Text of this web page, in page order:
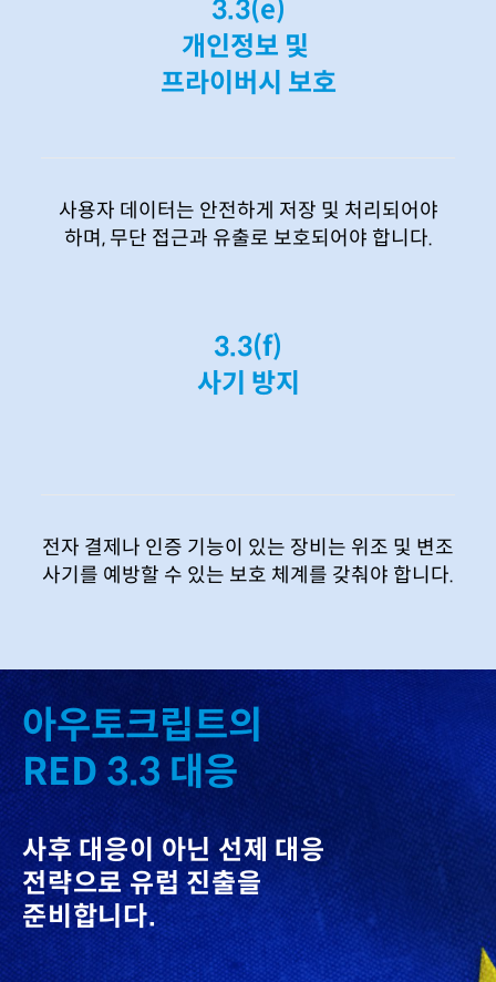
3.3(e)
개인정보 및
프라이버시 보호
사용자 데이터는 안전하게 저장 및 처리되어야
하며, 무단 접근과 유출로 보호되어야 합니다.
3.3(f)
사기 방지
전자 결제나 인증 기능이 있는 장비는 위조 및 변조
사기를 예방할 수 있는 보호 체계를 갖춰야 합니다.
아우토크립트의
RED 3.3 대응
사후 대응이 아닌 선제 대응
전략으로 유럽 진출을
준비합니다.